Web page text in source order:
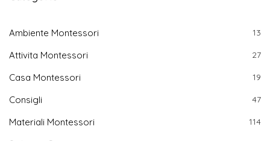
Ambiente Montessori 13
Attivita Montessori 27
Casa Montessori 19
Consigli 47
Materiali Montessori 114